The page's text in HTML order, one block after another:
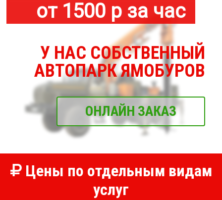
от 1500 р за час
У НАС СОБСТВЕННЫЙ
АВТОПАРК ЯМОБУРОВ
ОНЛАЙН ЗАКАЗ
Цены по отдельным видам
услуг